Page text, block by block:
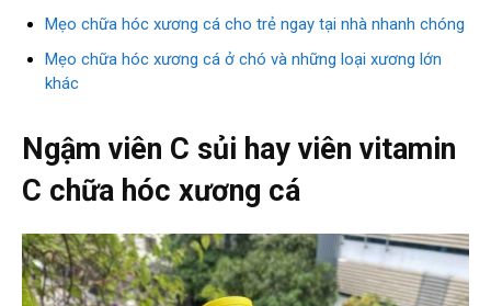
Mẹo chữa hóc xương cá cho trẻ ngay tại nhà nhanh chóng
Mẹo chữa hóc xương cá ở chó và những loại xương lớn
khác
Ngậm viên C sủi hay viên vitamin
C chữa hóc xương cá